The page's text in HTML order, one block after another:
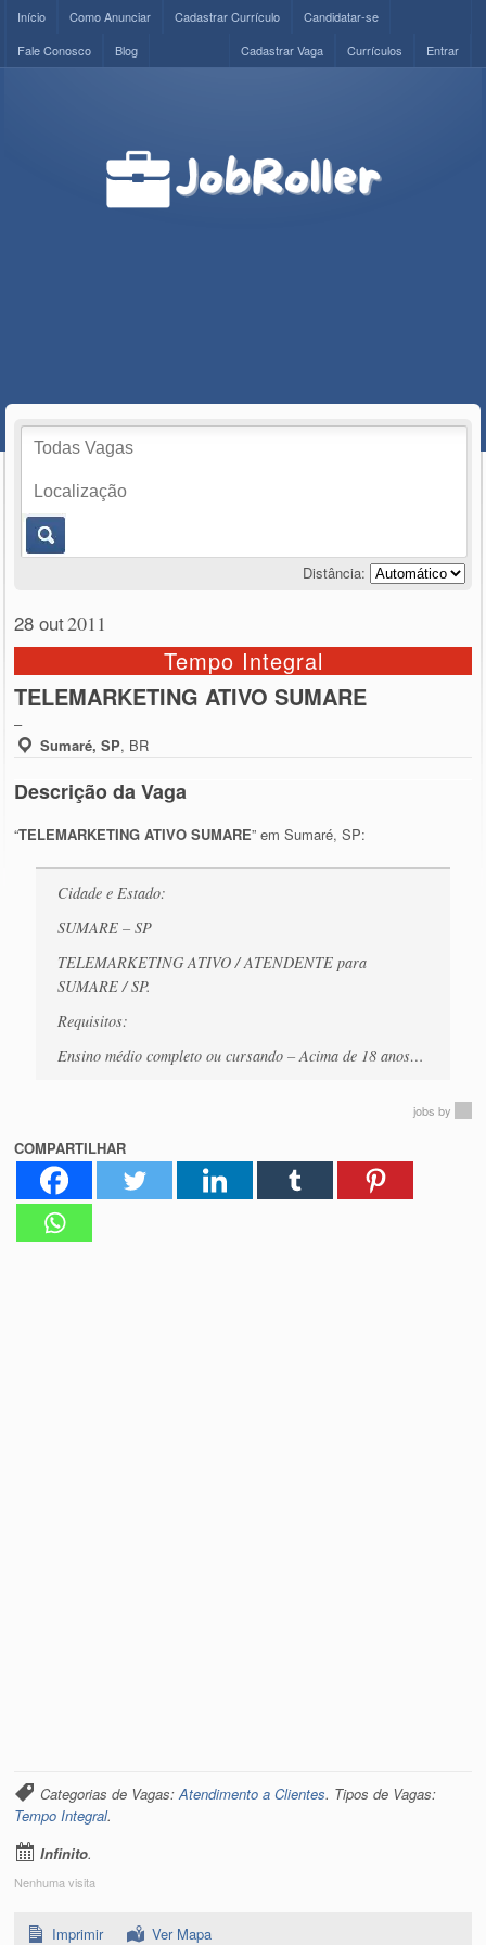
Início Como Anunciar Cadastrar Currículo
Candidatar-se
Fale Conosco
Blog Entrar
Currículos
Cadastrar Vaga
Distância:
28 out2011
Tempo Integral
TELEMARKETING ATIVO SUMARE
–
Sumaré, SP, BR
Descrição da Vaga
“TELEMARKETING ATIVO SUMARE” em Sumaré, SP:
Cidade e Estado:
SUMARE – SP
TELEMARKETING ATIVO / ATENDENTE para
SUMARE / SP.
Requisitos:
Ensino médio completo ou cursando – Acima de 18 anos…
jobs by
COMPARTILHAR
Categorias de Vagas:Atendimento a Clientes. Tipos de Vagas:
Tempo Integral.
Infinito.
Nenhuma visita
Imprimir Ver Mapa